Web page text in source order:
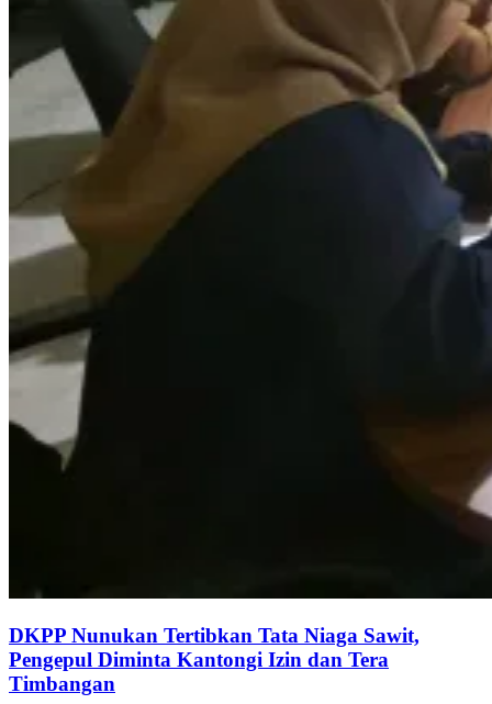
DKPP Nunukan Tertibkan Tata Niaga Sawit,
Pengepul Diminta Kantongi Izin dan Tera
Timbangan